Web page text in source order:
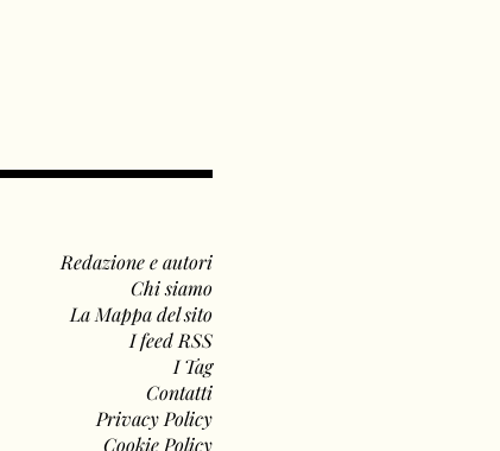
Redazione e autori
Chi siamo
La Mappa del sito
I feed RSS
I Tag
Contatti
Privacy Policy
Cookie Policy